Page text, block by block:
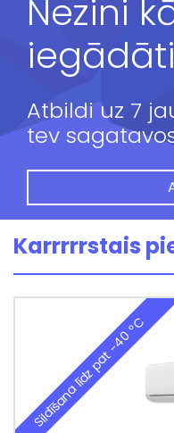
Nezini
Atbildi uz 7
tev
Karrrrrstais
Sildīšana līdz pat -40 °C